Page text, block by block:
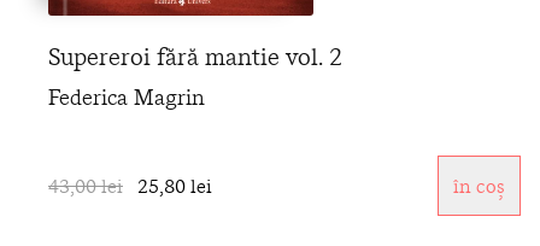
Supereroi fără mantie vol. 2
Federica Magrin
43,00 lei 25,80 lei în coș